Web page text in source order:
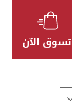
تسوق الآن